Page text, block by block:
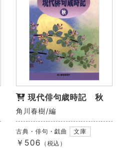
現代俳句歳時記 秋
角川春樹/編
古典・俳句・戯曲 文庫
￥506 （税込）